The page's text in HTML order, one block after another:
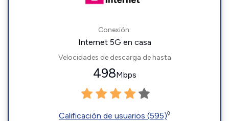
Conexión:
Internet 5G en casa
Velocidades de descarga de hasta
498Mbps
Calificación de usuarios (595)◊